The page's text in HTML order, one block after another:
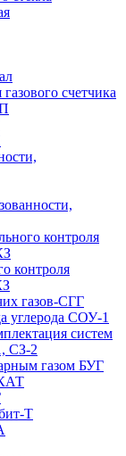
счетчика
контроля
контроля
газов-СГГ
углерода СОУ-1
систем
СЗ-2
газом БУГ
Т